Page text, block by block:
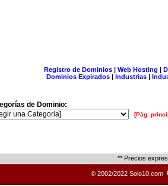
Registro de Dominios| Web Hosting |
Dominios Expirados | Industrias |
de Dominio:
[Pág.
** Precios
© 2002/2022 Solo10.com